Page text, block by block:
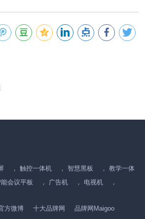
，触控一体机 ， 智慧黑板 ，教学一体
能会议平板 ， 广告机 ， 电视机 ，
方微博 十大品牌网 品牌网Maigoo